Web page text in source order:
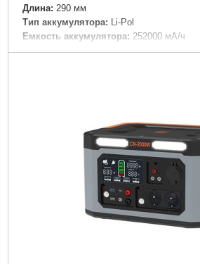
Дли­на: 290 мм
Тип аккумулятора: Li-Pol
Емкость аккумулятора: 252000 мА/ч
Цвет корпуса: Желтый
USB|Type-C|Розетка AC 220В
Зарядка батареи: От USB|От сети|От
Подробнее...